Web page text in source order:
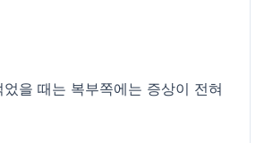
을 때는 복부쪽에는 증상이 전혀